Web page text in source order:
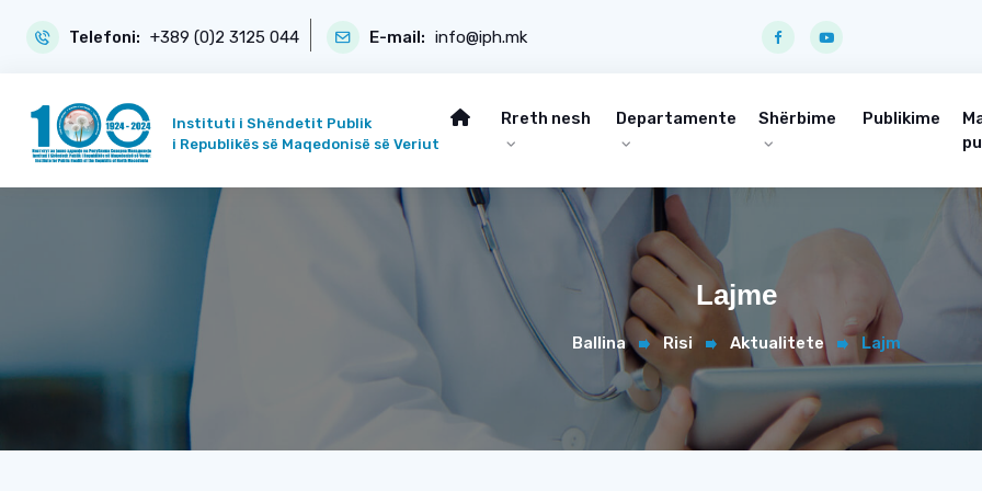
Telefoni: +389 (0)2 3125 044 E-mail: info@iph.mk
Instituti i Shëndetit Publik
i Republikës së Maqedonisë së Veriut
Rreth nesh Departamente Shërbime Publikime
Lajme
Ballina Risi Aktualitete Lajm